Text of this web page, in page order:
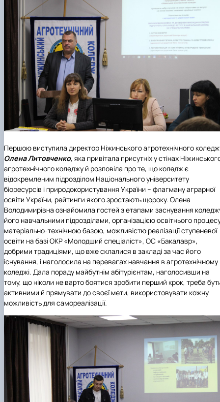
Першою виступила директор Ніжинського агротехнічного
Олена Литовченко, яка привітала присутніх у стінах
агротехнічного коледжу й розповіла про те, що коледж є
відокремленим підрозділом Національного університету
біоресурсів і природокористування України – флагману аграрної
освіти України, рейтинги якого зростають щороку. Олена
Володимирівна ознайомила гостей з етапами заснування
його навчальними підрозділами, організацією освітнього
матеріально-технічною базою, можливістю реалізації ступеневої
освіти на базі ОКР «Молодший спеціаліст», ОС «Бакалавр»,
добрими традиціями, що вже склалися в закладі за час його
існування, і наголосила на перевагах навчання в агротехнічному
коледжі. Дала пораду майбутнім абітурієнтам, наголосивши на
тому, що ніколи не варто боятися зробити перший крок, треба
активними й прямувати до своєї мети, використовувати кожну
можливість для самореалізації.